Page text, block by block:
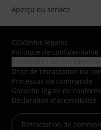
Aperçu du service
CGV/Infos légales
Politique de confidentialité
Droit de rétractation du
Processus de commande
Garantie légale de
Déclaration d'accessibilité
Rétractation de